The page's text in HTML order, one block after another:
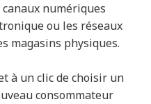
numériques
ou les réseaux
magasins physiques.
à un clic de choisir un
consommateur